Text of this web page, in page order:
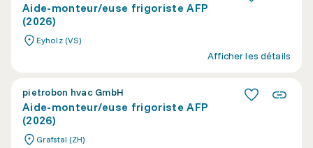
Aide-monteur/euse frigoriste AFP
(2026)
Eyholz (VS)
Afficher les détails
pietrobon hvac GmbH
Aide-monteur/euse frigoriste AFP
(2026)
Grafstal (ZH)